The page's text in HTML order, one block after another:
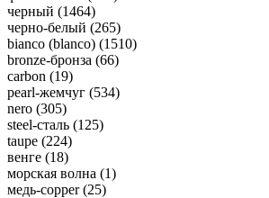
черный (1464)
черно-белый (265)
bianco (blanco) (1510)
bronze-бронза (66)
carbon (19)
pearl-жемчуг (534)
nero (305)
steel-сталь (125)
taupe (224)
венге (18)
морская волна (1)
медь-copper (25)